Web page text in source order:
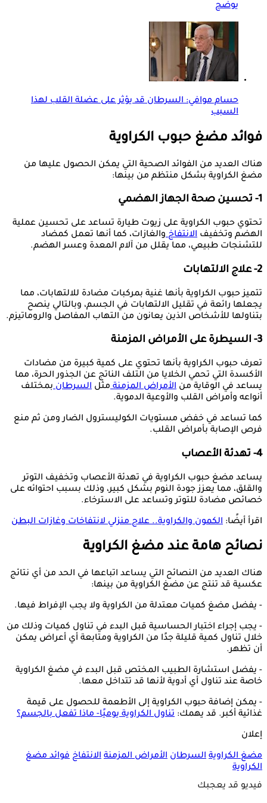
يوضح
حسام موافي: السرطان قد يؤثر على عضلة القلب لهذا
السبب
فوائد مضغ حبوب الكراوية
هناك العديد من الفوائد الصحية التي يمكن الحصول عليها من
مضغ الكراوية بشكل منتظم من بينها:
1- تحسين صحة الجهاز الهضمي
تحتوي حبوب الكراوية على زيوت طيارة تساعد على تحسين عملية
الهضم وتخفيف الانتفاخوالغازات، كما أنها تعمل كمضاد
للتشنجات طبيعي، مما يقلل من آلام المعدة وعسر الهضم.
2- علاج الالتهابات
تتميز حبوب الكراوية بأنها غنية بمركبات مضادة للالتهابات، مما
يجعلها رائعة في تقليل الالتهابات في الجسم، وبالتالي ينصح
بتناولها للأشخاص الذين يعانون من التهاب المفاصل والروماتيزم.
3- السيطرة على الأمراض المزمنة
تعرف حبوب الكراوية بأنها تحتوي على كمية كبيرة من مضادات
الأكسدة التي تحمي الخلايا من التلف الناتج عن الجذور الحرة، مما
يساعد في الوقاية من الأمراض المزمنةمثل السرطانبمختلف
أنواعه وأمراض القلب والأوعية الدموية.
كما تساعد في خفض مستويات الكوليسترول الضار ومن ثم منع
فرص الإصابة بأمراض القلب.
4- تهدئة الأعصاب
يساعد مضغ حبوب الكراوية في تهدئة الأعصاب وتخفيف التوتر
والقلق، مما يعزز جودة النوم بشكل كبير، وذلك بسبب احتوائه على
خصائص مضادة للتوتر وتساعد على الاسترخاء.
اقرأ أيضًا: الكمون والكراوية.. علاج منزلي لانتفاخات وغازات البطن
نصائح هامة عند مضغ الكراوية
هناك العديد من النصائح التي يساعد اتباعها في الحد من أي نتائج
عكسية قد تنتج عن مضغ الكراوية من بينها:
- يفضل مضغ كميات معتدلة من الكراوية ولا يجب الإفراط فيها.
- يجب إجراء اختبار الحساسية قبل البدء في تناول كميات وذلك من
خلال تناول كمية قليلة جدًا من الكراوية ومتابعة أي أعراض يمكن
أن تظهر.
- يفضل استشارة الطبيب المختص قبل البدء في مضغ الكراوية
خاصة عند تناول أي أدوية لأنها قد تتداخل معها.
- يمكن إضافة حبوب الكراوية إلى الأطعمة للحصول على قيمة
غذائية أكبر. قد يهمك: تناول الكراوية يوميًا- ماذا تفعل بالجسم؟
إعلان
مضغ الكراوية السرطان الأمراض المزمنة الانتفاخ فوائد مضغ
الكراوية
فيديو قد يعجبك